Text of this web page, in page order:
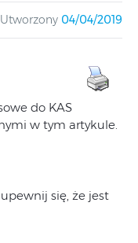
Utworzony 04/04/2019
do KAS
w tym artykule.
się, że jest